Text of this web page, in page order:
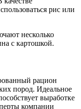
рис или
несколько
с картошкой.
рацион
пород. Идеальное
выработке
компании